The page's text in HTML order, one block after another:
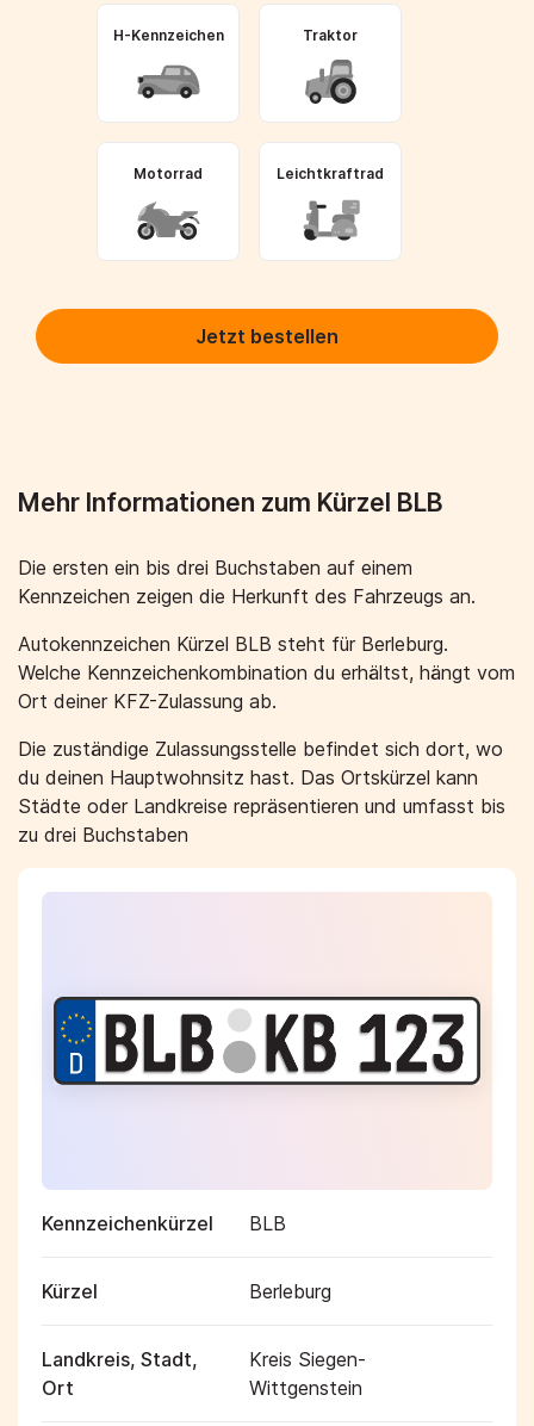
H-Kennzeichen Traktor
Motorrad Leichtkraftrad
Jetzt bestellen
Mehr Informationen zum Kürzel BLB
Die ersten ein bis drei Buchstaben auf einem
Kennzeichen zeigen die Herkunft des Fahrzeugs an.
Autokennzeichen Kürzel BLB steht für Berleburg.
Welche Kennzeichenkombination du erhältst, hängt vom
Ort deiner KFZ-Zulassung ab.
Die zuständige Zulassungsstelle befindet sich dort, wo
du deinen Hauptwohnsitz hast. Das Ortskürzel kann
Städte oder Landkreise repräsentieren und umfasst bis
zu drei Buchstaben
Kennzeichenkürzel BLB
Kürzel Berleburg
Landkreis, Stadt,
Ort
Kreis Siegen-
Wittgenstein